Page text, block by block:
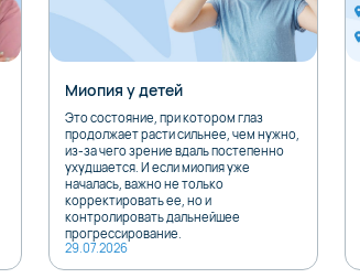
Миопия у детей
Это состояние, при котором глаз
продолжает расти сильнее, чем нужно,
из-за чего зрение вдаль постепенно
ухудшается. И если миопия уже
началась, важно не только
корректировать ее, но и
контролировать дальнейшее
прогрессирование.
29.07.2026